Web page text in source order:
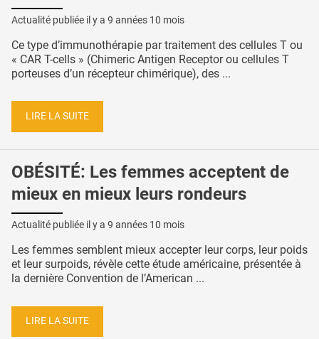
Actualité publiée il y a 9 années 10 mois
Ce type d’immunothérapie par traitement des cellules T ou
« CAR T-cells » (Chimeric Antigen Receptor ou cellules T
porteuses d’un récepteur chimérique), des ...
LIRE LA SUITE
OBÉSITÉ: Les femmes acceptent de
mieux en mieux leurs rondeurs
Actualité publiée il y a 9 années 10 mois
Les femmes semblent mieux accepter leur corps, leur poids
et leur surpoids, révèle cette étude américaine, présentée à
la dernière Convention de l’American ...
LIRE LA SUITE